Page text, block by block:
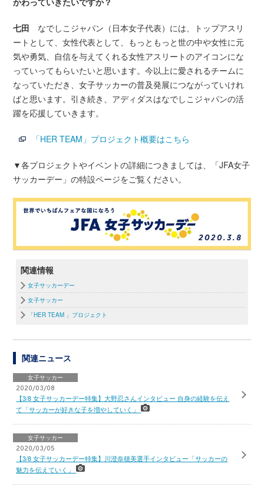
七田 なでしこジャパン（日本女子代表）には、トップアスリ
ートとして、女性代表として、もっともっと世の中や女性に元
気や勇気、自信を与えてくれる女性アスリートのアイコンにな
っていってもらいたいと思います。今以上に愛されるチームに
なっていただき、女子サッカーの普及発展につながっていけれ
ばと思います。引き続き、アディダスはなでしこジャパンの活
躍を応援していきます。
「HER TEAM」プロジェクト概要はこちら
▼各プロジェクトやイベントの詳細につきましては、「JFA女子
サッカーデー」の特設ページをご覧ください。
関連情報
女子サッカーデー
女子サッカー
「HER TEAM 」プロジェクト
関連ニュース
女子サッカー
2020/03/08
【3/8 女子サッカーデー特集】大野忍さんインタビュー 自身の経験を伝え
て「サッカーが好きな子を増やしていく」
女子サッカー
2020/03/05
【3/8 女子サッカーデー特集】川澄奈穂美選手インタビュー「サッカーの
魅力を伝えていく」